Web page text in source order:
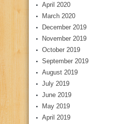
April 2020
March 2020
December 2019
November 2019
October 2019
September 2019
August 2019
July 2019
June 2019
May 2019
April 2019